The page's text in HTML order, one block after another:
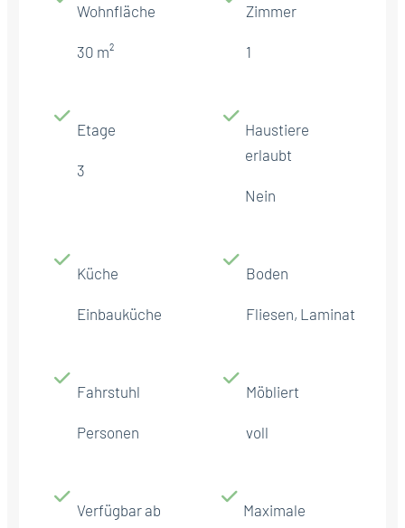
Wohnfläche
30 m²
Zimmer
1
Etage
3
Haustiere
erlaubt
Nein
Küche
Einbauküche
Boden
Fliesen, Laminat
Fahrstuhl
Personen
Möbliert
voll
Verfügbar ab
Maximale